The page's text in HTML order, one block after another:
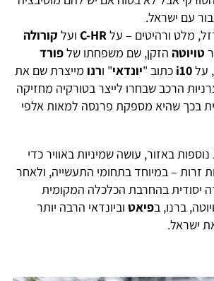
עם ישראל.
מלט ורהיטים – עלC-HR ועל קורולה
טויוטה הזקן, שם משפחתו שלפורד
עלi10 כתוב "יונדאי" ורנו מייצרת שם את
הרכב שבחרו לייצר בטורקיה מחזיקה
בכך שהיא מספקת פרנסה למאות אלפי
באזור, עושה שמיניות באוויר כדי
זרות – במיוחד בתחומי התעשייה, ולאחר
יסודית בהחרבת הכלכלה המקומית
ברנו, בפיאט וביונדאי הרבה יותר
ישראל.